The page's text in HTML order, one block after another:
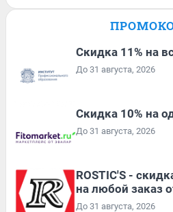
Скидка 11% на
До 31 августа, 2026
Скидка 10% на
До 31 августа, 2026
ROSTIC'S -
на любой заказ
До 31 августа, 2026